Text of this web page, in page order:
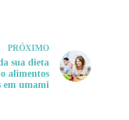
PRÓXIMO
sua dieta
alimentos
em umami